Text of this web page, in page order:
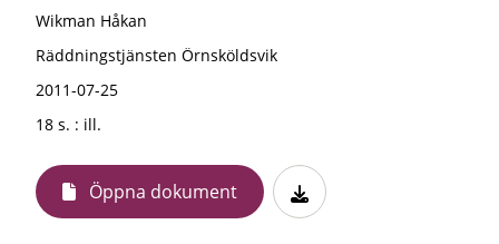
Wikman Håkan
Räddningstjänsten Örnsköldsvik
2011-07-25
18 s. : ill.
Öppna dokument